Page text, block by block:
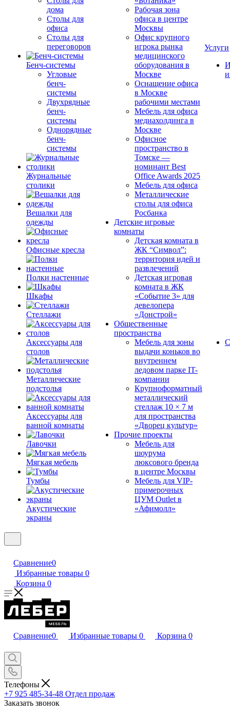
дома
Столы для
офиса
Столы для
переговоров
Бенч-системы
Угловые
бенч-
системы
Двухрядные
бенч-
системы
Однорядные
бенч-
системы
Журнальные
столики
Вешалки для
одежды
Офисные кресла
Полки настенные
Шкафы
Стеллажи
Аксессуары для
столов
Металлические
подстолья
Аксессуары для
ванной комнаты
Лавочки
Мягкая мебель
Тумбы
Акустические
экраны
Рабочая зона
офиса в центре
Москвы
Офис крупного
игрока рынка
медицинского
оборудования в
Москве
Оснащение офиса
в Москве
рабочими местами
Мебель для офиса
медиахолдинга в
Москве
Офисное
пространство в
Томске —
номинант Best
Office Awards 2025
Мебель для офиса
Металлические
столы для офиса
Росбанка
Детские игровые
комнаты
Детская комната в
ЖК “Символ”:
территория идей и
развлечений
Детская игровая
комната в ЖК
«Событие 3» для
девелопера
«Донстрой»
Общественные
пространства
Мебель для зоны
выдачи коньков во
внутреннем
ледовом парке IT-
компании
Крупноформатный
металлический
стеллаж 10 × 7 м
для пространства
«Дворец культур»
Прочие проекты
Мебель для
шоурума
люксового бренда
в центре Москвы
Мебель для VIP-
примерочных
ЦУМ Outlet в
«Афимолл»
Услуги
Сравнение0
Избранные товары 0
Корзина 0
Сравнение0 Избранные товары 0 Корзина 0
Телефоны
+7 925 485-34-48 Отдел продаж
Заказать звонок